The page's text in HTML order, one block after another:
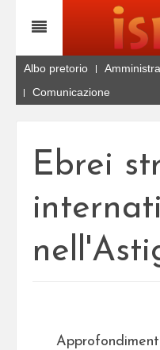
Albo pretorio
Comunicazione
Ebrei
internati